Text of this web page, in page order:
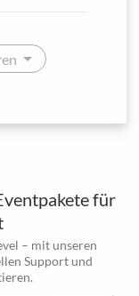
arrow_drop_down
für
– mit unseren
Support und